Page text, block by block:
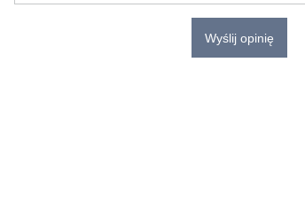
Wyślij opinię